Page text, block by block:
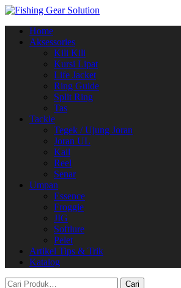
alihan
Home
Aksessories
Kili Kili
Kursi Lipat
Life Jacket
Ring Guide
Split Ring
Tas
Tackle
Tegek / Ujung Joran
Joran UL
Kail
Reel
Senar
Umpan
Essence
Froggie
JIG
Softlure
Pelet
Artikel Tips & Trik
Katalog